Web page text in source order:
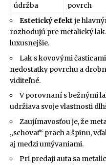
údržba
povrch
Estetický efekt je
rozhodujú pre metalický
luxusnejšie.
Lak s kovovými
nedostatky povrchu a
viditeľné.
V porovnaní s bežnými
udržiava svoje vlastnosti
Zaujímavosťou je, že
„schovať“ prach a špinu,
aj medzi umývaniami.
Pri predaji auta sa